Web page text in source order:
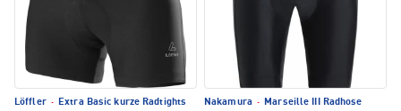
Löffler · Extra Basic kurze Radtights
Nakamura · Marseille III Radhose